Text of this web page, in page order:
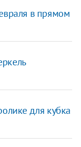
в прямом
для кубка